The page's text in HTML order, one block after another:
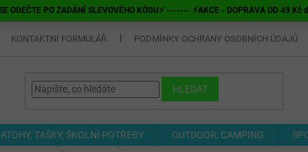
ODEČTE PO ZADÁNÍ SLEVOVÉHO KÓDU⚡ ------- ⚡AKCE - DOPRAVA OD 49
KONTAKTNÍ FORMULÁŘ PODMÍNKY OCHRANY OSOBNÍCH ÚDAJŮ
HLEDAT
TAŠKY, ŠKOLNÍ POTŘEBY OUTDOOR, CAMPING